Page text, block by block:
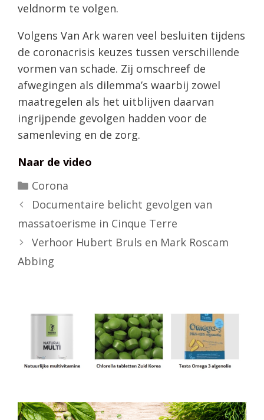
veldnorm te volgen.
Volgens Van Ark waren veel besluiten tijdens
de coronacrisis keuzes tussen verschillende
vormen van schade. Zij omschreef de
afwegingen als dilemma’s waarbij zowel
maatregelen als het uitblijven daarvan
ingrijpende gevolgen hadden voor de
samenleving en de zorg.
Naar de video
Categorieën
Corona
Documentaire belicht gevolgen van
massatoerisme in Cinque Terre
Verhoor Hubert Bruls en Mark Roscam
Abbing